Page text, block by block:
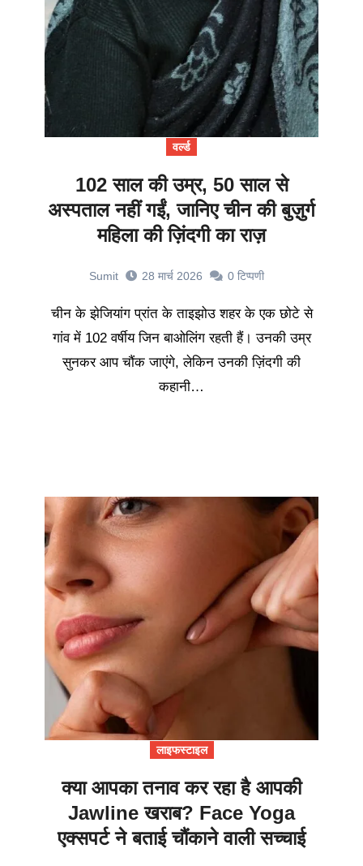
वर्ल्ड
102 साल की उम्र, 50 साल से
अस्पताल नहीं गईं, जानिए चीन की बुज़ुर्ग
महिला की ज़िंदगी का राज़
Sumit 28 मार्च 2026 0 टिप्पणी
चीन के झेजियांग प्रांत के ताइझोउ शहर के एक छोटे से
गांव में 102 वर्षीय जिन बाओलिंग रहती हैं। उनकी उम्र
सुनकर आप चौंक जाएंगे, लेकिन उनकी ज़िंदगी की
कहानी…
लाइफस्टाइल
क्या आपका तनाव कर रहा है आपकी
Jawline खराब? Face Yoga
एक्सपर्ट ने बताई चौंकाने वाली सच्चाई